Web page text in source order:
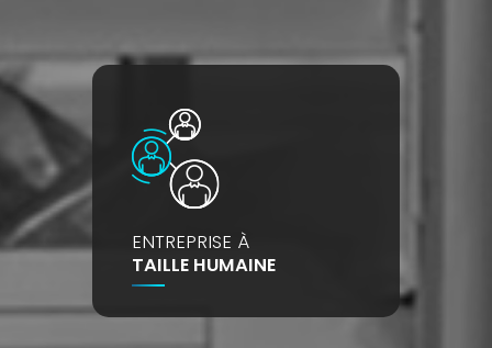
ENTREPRISE À
TAILLE HUMAINE